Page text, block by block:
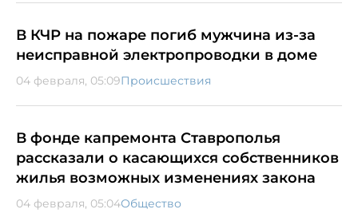
В КЧР на пожаре погиб мужчина из-за
неисправной электропроводки в доме
04 февраля, 05:09Происшествия
В фонде капремонта Ставрополья
рассказали о касающихся собственников
жилья возможных изменениях закона
04 февраля, 05:04Общество